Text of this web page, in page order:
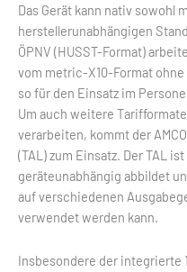
Das Gerät kann nativ sowohl
herstellerunabhängigen
ÖPNV (HUSST-Format)
vom metric-X10-Format
so für den Einsatz im
Um auch weitere
verarbeiten, kommt der
(TAL) zum Einsatz. Der TAL
geräteunabhängig abbildet
auf verschiedenen
verwendet werden kann.
Insbesondere der integrierte